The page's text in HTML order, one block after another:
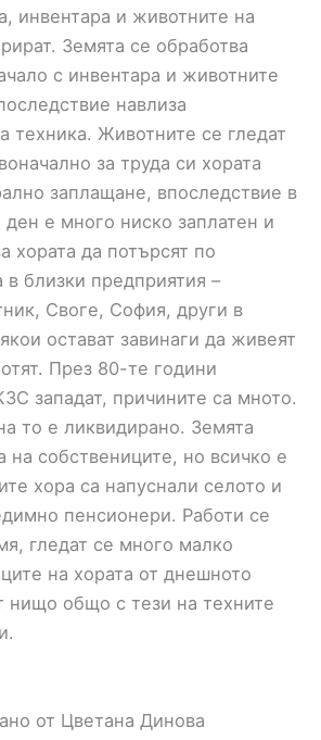
инвентара и животните на
Земята се обработва
с инвентара и животните
навлиза
техника. Животните се гледат
за труда си хората
заплащане, впоследствие в
ден е много ниско заплатен и
хората да потърсят по
в близки предприятия –
Своге, София, други в
остават завинаги да живеят
През 80-те години
западат, причините са мното.
то е ликвидирано. Земята
на собствениците, но всичко е
хора са напуснали селото и
пенсионери. Работи се
гледат се много малко
на хората от днешното
нищо общо с тези на техните
от Цветана Динова